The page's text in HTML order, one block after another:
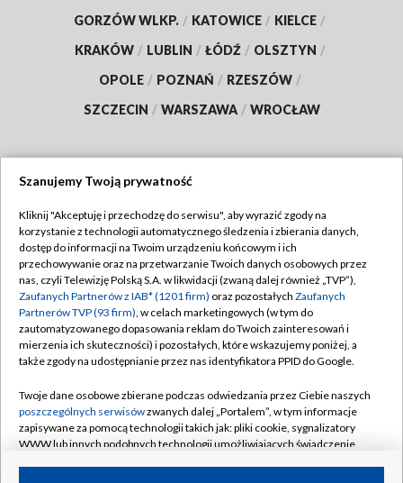
GORZÓW WLKP. / KATOWICE / KIELCE /
KRAKÓW / LUBLIN / ŁÓDŹ / OLSZTYN /
OPOLE / POZNAŃ / RZESZÓW /
SZCZECIN / WARSZAWA / WROCŁAW
TVP
Abonament TVP
Emisja w TVP
Centrum informacji TVP
Naziemna Telewizja Cyfrowa
Rada Programowa
System NOS
Informacje o nadawcy
Regulamin TVP
Polityka prywatności
Moje zgody
Pomoc
Kontakt
Kanały
Szanujemy Twoją prywatność
Kliknij "Akceptuję i przechodzę do serwisu", aby wyrazić zgody na
korzystanie z technologii automatycznego śledzenia i zbierania danych,
dostęp do informacji na Twoim urządzeniu końcowym i ich
przechowywanie oraz na przetwarzanie Twoich danych osobowych przez
nas, czyli Telewizję Polską S.A. w likwidacji (zwaną dalej również „TVP”),
Zaufanych Partnerów z IAB* (1201 firm) oraz pozostałych Zaufanych
Partnerów TVP (93 firm), w celach marketingowych (w tym do
zautomatyzowanego dopasowania reklam do Twoich zainteresowań i
mierzenia ich skuteczności) i pozostałych, które wskazujemy poniżej, a
także zgody na udostępnianie przez nas identyfikatora PPID do Google.
Twoje dane osobowe zbierane podczas odwiedzania przez Ciebie naszych
poszczególnych serwisówzwanych dalej „Portalem”, w tym informacje
zapisywane za pomocą technologii takich jak: pliki cookie, sygnalizatory
WWW lub innych podobnych technologii umożliwiających świadczenie